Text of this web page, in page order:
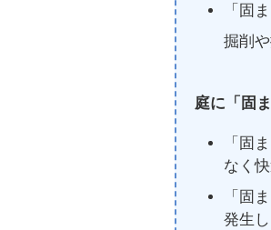
「固
掘削
庭に「固
「固
なく
「固
発生